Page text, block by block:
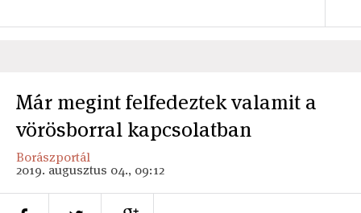
Már megint felfedeztek valamit a
vörösborral kapcsolatban
Borászportál
2019. augusztus 04., 09:12